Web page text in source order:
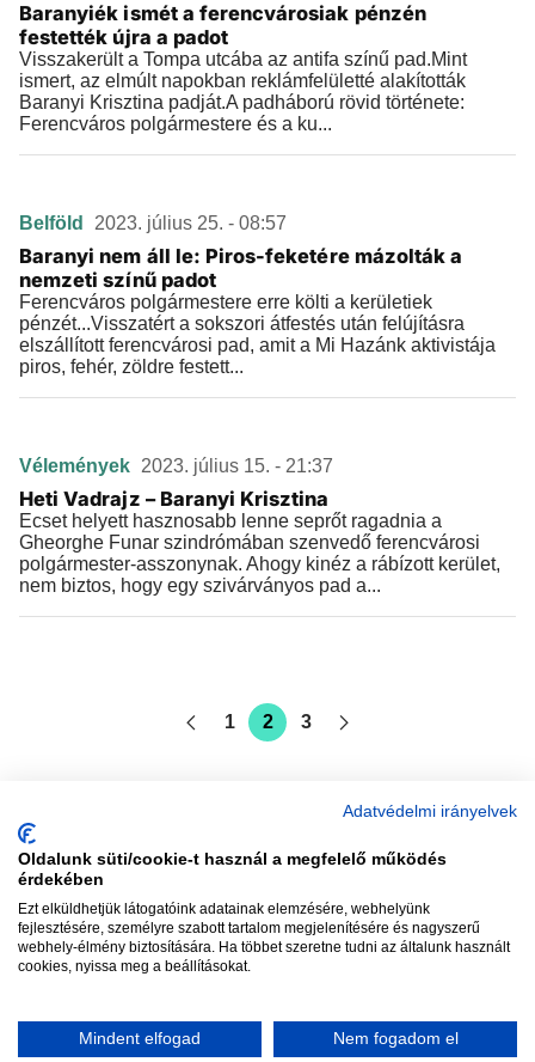
Baranyiék ismét a ferencvárosiak pénzén
festették újra a padot
Visszakerült a Tompa utcába az antifa színű pad.Mint
ismert, az elmúlt napokban reklámfelületté alakították
Baranyi Krisztina padját.A padháború rövid története:
Ferencváros polgármestere és a ku...
Belföld 2023. július 25. - 08:57
Baranyi nem áll le: Piros-feketére mázolták a
nemzeti színű padot
Ferencváros polgármestere erre költi a kerületiek
pénzét...Visszatért a sokszori átfestés után felújításra
elszállított ferencvárosi pad, amit a Mi Hazánk aktivistája
piros, fehér, zöldre festett...
Vélemények 2023. július 15. - 21:37
Heti Vadrajz – Baranyi Krisztina
Ecset helyett hasznosabb lenne seprőt ragadnia a
Gheorghe Funar szindrómában szenvedő ferencvárosi
polgármester-asszonynak. Ahogy kinéz a rábízott kerület,
nem biztos, hogy egy szivárványos pad a...
1 2 3
Szerkesztőség:szerk@vadhajtasok.hu
Modi:moderator@vadhajtasok.hu
AdatvédelemImpresszumSzerzői jogok
Adatvédelmi irányelvek
Oldalunk süti/cookie-t használ a megfelelő működés
érdekében
Ezt elküldhetjük látogatóink adatainak elemzésére, webhelyünk
fejlesztésére, személyre szabott tartalom megjelenítésére és nagyszerű
webhely-élmény biztosítására. Ha többet szeretne tudni az általunk használt
cookies, nyissa meg a beállításokat.
Mindent elfogad Nem fogadom el